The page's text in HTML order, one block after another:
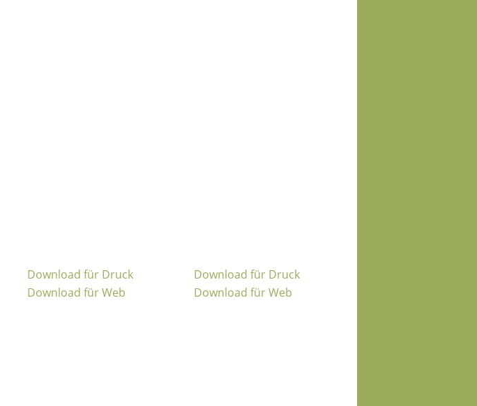
Download für Druck
Download für Web
Download für Druck
Download für Web